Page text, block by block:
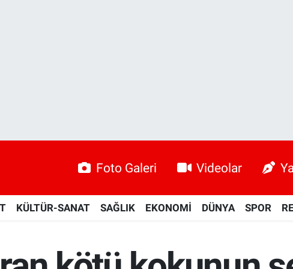
Foto Galeri Videolar
KÜLTÜR-SANAT SAĞLIK EKONOMİ DÜNYA SPOR